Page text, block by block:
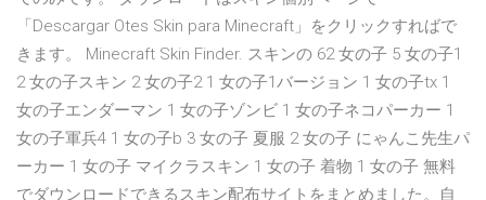
「Descargar Otes Skin para Minecraft」をクリックすればで
きます。 Minecraft Skin Finder. スキンの 62 女の子 5 女の子1
2 女の子スキン 2 女の子2 1 女の子1バージョン 1 女の子tx 1
女の子エンダーマン 1 女の子ゾンビ 1 女の子ネコパーカー 1
女の子軍兵4 1 女の子b 3 女の子 夏服 2 女の子 にゃんこ先生パ
ーカー 1 女の子 マイクラスキン 1 女の子 着物 1 女の子 無料
でダウンロードできるスキン配布サイトをまとめました。自